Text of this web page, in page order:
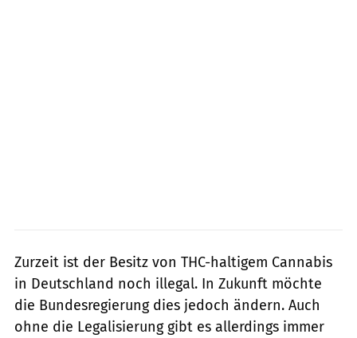
Zurzeit ist der Besitz von THC-haltigem Cannabis
in Deutschland noch illegal. In Zukunft möchte
die Bundesregierung dies jedoch ändern. Auch
ohne die Legalisierung gibt es allerdings immer